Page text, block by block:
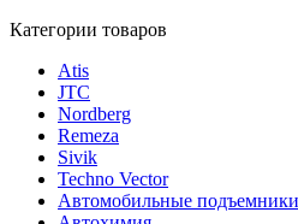
Категории товаров
Atis
JTC
Nordberg
Remeza
Sivik
Techno Vector
Автомобильные подъемники